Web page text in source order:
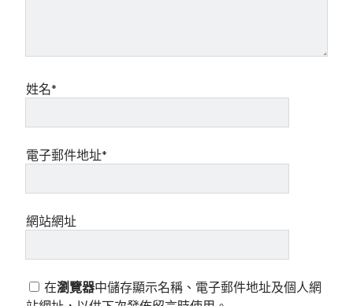
姓名*
電子郵件地址*
網站網址
在瀏覽器中儲存顯示名稱、電子郵件地址及個人網